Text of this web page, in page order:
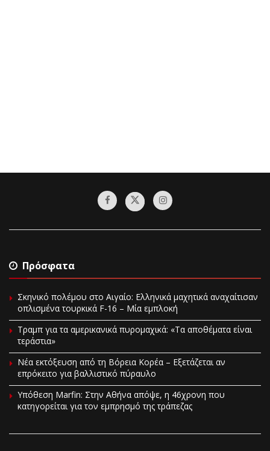
Πρόσφατα
Σκηνικό πολέμου στο Αιγαίο: Ελληνικά μαχητικά αναχαίτισαν
οπλισμένα τουρκικά F-16 – Μία εμπλοκή
Τραμπ για τα αμερικανικά πυρομαχικά: «Τα αποθέματα είναι
τεράστια»
Νέα εκτόξευση από τη Βόρεια Κορέα – Εξετάζεται αν
επρόκειτο για βαλλιστικό πύραυλο
Υπόθεση Marfin: Στην Αθήνα απόψε, η 46χρονη που
κατηγορείται για τον εμπρησμό της τράπεζας